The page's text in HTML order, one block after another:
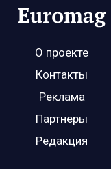
О проекте
Контакты
Реклама
Партнеры
Редакция